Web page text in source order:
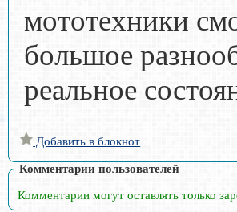
мототехники
большое
реальное
Добавить в блокнот
Комментарии пользователей
Комментарии могут оставлять только